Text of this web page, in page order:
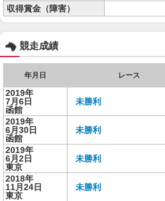
収得賞金（障害）
競走成績
年月日 レース
2019年
7月6日
函館
未勝利
2019年
6月30日
函館
未勝利
2019年
6月2日
東京
未勝利
2018年
11月24日
東京
未勝利